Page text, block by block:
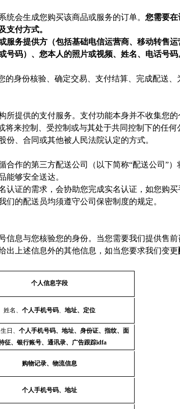
会生成您购买该商品或服务的订单。 您需要在
支付方式。
务提供方（包括基础电信运营商、移动转售
号码）、您本人的照片或视频、姓名、电话号
的身份核验、确定交易、支付结算、完成配送
提供的支付服务。支付功能本身并不收集您
来控制、受控制或与其处于共同控制下的任
、合同或其他被人民法院认定的方式。
作的第三方配送公司（以下简称“配送公司”
能够安全送达。
证的需求，会协助您完成实名认证，如您购
们的配送员均须遵守公司保密制度的规定。
息与您核验您的身份。当您需要我们提供售
出上述信息外的其他信息，如当您要求我们变更
个人信息字段
姓名、 个人手机号码、 地址、定位
日、 个人手机号码、地址、身份证、指纹、面
征、银行账号、通讯录、广告跟踪idfa
购物记录、物流信息
个人手机号码、地址